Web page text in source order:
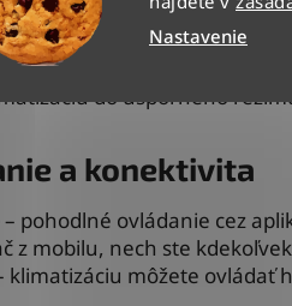
Nastavenie
pohybu
prúd vzduchu mimo
do úsporného
a konektivita
– pohodlné ovládanie cez
z mobilu, nech ste
klimatizáciu môžete ovládať